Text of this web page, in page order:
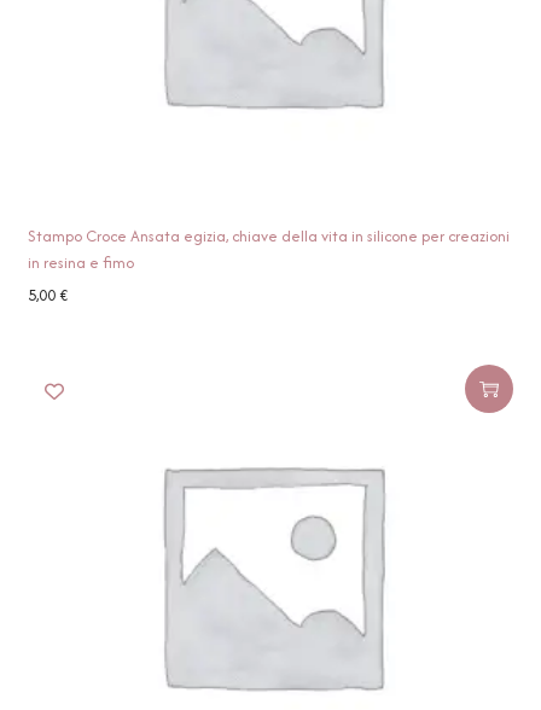
Stampo Croce Ansata egizia, chiave della vita in silicone per creazioni
in resina e fimo
5,00€